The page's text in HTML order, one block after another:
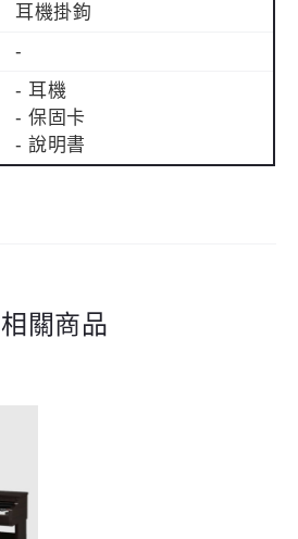
耳機掛鉤
-
- 耳機
- 保固卡
- 說明書
相關商品